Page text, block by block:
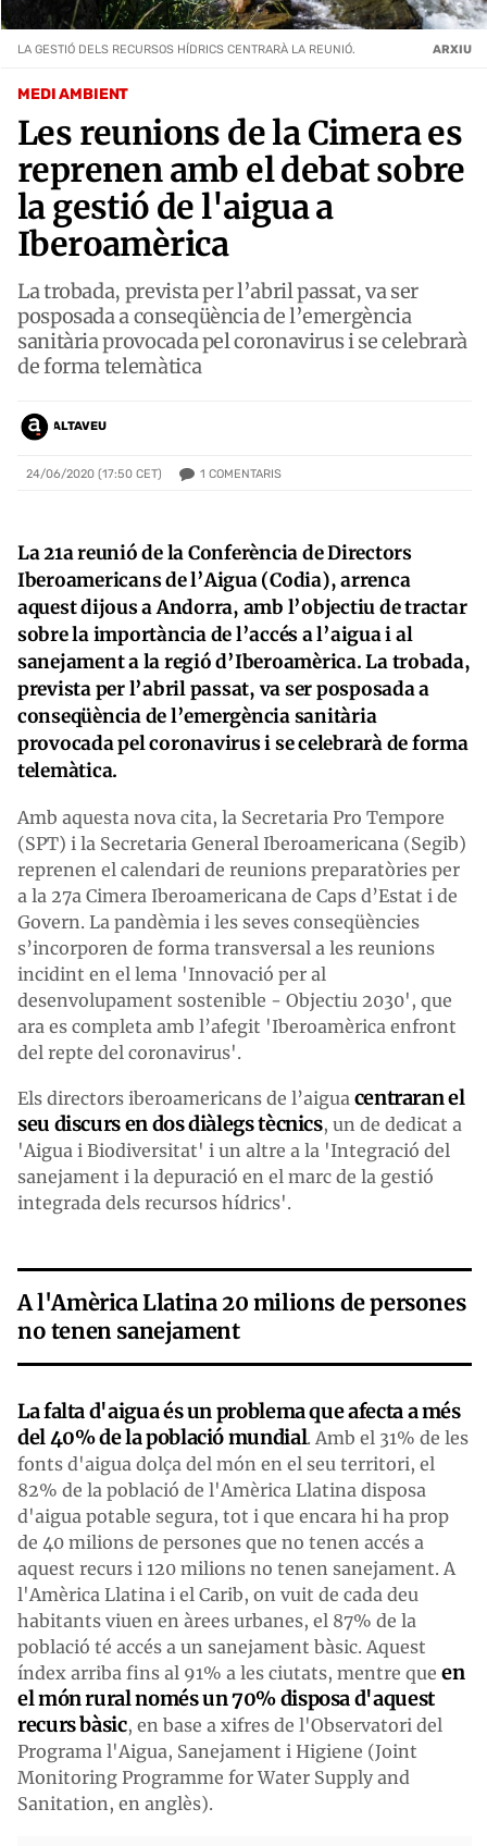
MEDI AMBIENT
Les reunions de la Cimera es
reprenen amb el debat sobre
la gestió de l'aigua a
Iberoamèrica
La trobada, prevista per l’abril passat, va ser
posposada a conseqüència de l’emergència
sanitària provocada pel coronavirus i se celebrarà
de forma telemàtica
ALTAVEU
24/06/2020 (17:50 CET) 1 COMENTARIS
LA GESTIÓ DELS RECURSOS HÍDRICS CENTRARÀ LA REUNIÓ. ARXIU
La 21a reunió de la Conferència de Directors
Iberoamericans de l’Aigua (Codia), arrenca
aquest dijous a Andorra, amb l’objectiu de tractar
sobre la importància de l’accés a l’aigua i al
sanejament a la regió d’Iberoamèrica. La trobada,
prevista per l’abril passat, va ser posposada a
conseqüència de l’emergència sanitària
provocada pel coronavirus i se celebrarà de forma
telemàtica.
Amb aquesta nova cita, la Secretaria Pro Tempore
(SPT) i la Secretaria General Iberoamericana (Segib)
reprenen el calendari de reunions preparatòries per
a la 27a Cimera Iberoamericana de Caps d’Estat i de
Govern. La pandèmia i les seves conseqüències
s’incorporen de forma transversal a les reunions
incidint en el lema 'Innovació per al
desenvolupament sostenible - Objectiu 2030', que
ara es completa amb l’afegit 'Iberoamèrica enfront
del repte del coronavirus'.
Els directors iberoamericans de l’aigua centraran el
seu discurs en dos diàlegs tècnics, un de dedicat a
'Aigua i Biodiversitat' i un altre a la 'Integració del
sanejament i la depuració en el marc de la gestió
integrada dels recursos hídrics'.
A l'Amèrica Llatina 20 milions de persones
no tenen sanejament
La falta d'aigua és un problema que afecta a més
del 40% de la població mundial. Amb el 31% de les
fonts d'aigua dolça del món en el seu territori, el
82% de la població de l'Amèrica Llatina disposa
d'aigua potable segura, tot i que encara hi ha prop
de 40 milions de persones que no tenen accés a
aquest recurs i 120 milions no tenen sanejament. A
l'Amèrica Llatina i el Carib, on vuit de cada deu
habitants viuen en àrees urbanes, el 87% de la
població té accés a un sanejament bàsic. Aquest
índex arriba fins al 91% a les ciutats, mentre que en
el món rural només un 70% disposa d'aquest
recurs bàsic, en base a xifres de l'Observatori del
Programa l'Aigua, Sanejament i Higiene (Joint
Monitoring Programme for Water Supply and
Sanitation, en anglès).